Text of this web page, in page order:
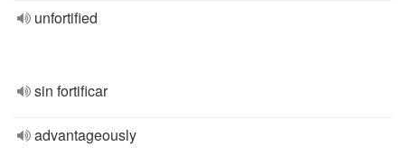
unfortified
sin fortificar
advantageously